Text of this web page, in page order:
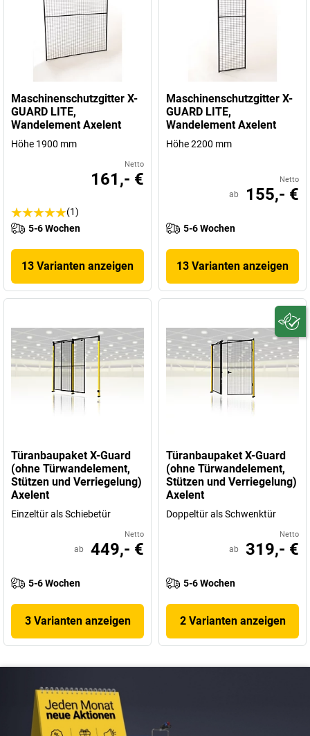
Maschinenschutzgitter X-
GUARD LITE,
Wandelement Axelent
Höhe 1900 mm
Netto
161,- €
(1)
5-6 Wochen
13 Varianten anzeigen
Maschinenschutzgitter X-
GUARD LITE,
Wandelement Axelent
Höhe 2200 mm
Netto
ab 155,- €
5-6 Wochen
13 Varianten anzeigen
Türanbaupaket X-Guard
(ohne Türwandelement,
Stützen und Verriegelung)
Axelent
Einzeltür als Schiebetür
Netto
ab 449,- €
5-6 Wochen
3 Varianten anzeigen
Türanbaupaket X-Guard
(ohne Türwandelement,
Stützen und Verriegelung)
Axelent
Doppeltür als Schwenktür
Netto
ab 319,- €
5-6 Wochen
2 Varianten anzeigen